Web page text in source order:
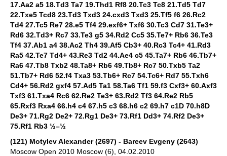
17.Aa2 a5 18.Td3 Ta7 19.Thd1 Rf8 20.Tc3 Tc8 21.Td5 Td7
22.Txe5 Tcd8 23.Td3 Txd3 24.cxd3 Txd3 25.Tf5 f6 26.Rc2
Td4 27.Tc5 Re7 28.e5 Tf4 29.exf6+ Txf6 30.Tc3 Cd7 31.Te3+
Rd6 32.Td3+ Rc7 33.Te3 g5 34.Rd2 Cc5 35.Te7+ Rb6 36.Te3
Tf4 37.Ab1 a4 38.Ac2 Th4 39.Af5 Cb3+ 40.Rc3 Tc4+ 41.Rd3
Ra5 42.Te7 Td4+ 43.Re3 Td2 44.Ae4 c5 45.Ta7+ Rb6 46.Tb7+
Ra6 47.Tb8 Txb2 48.Ta8+ Rb6 49.Tb8+ Rc7 50.Txb5 Ta2
51.Tb7+ Rd6 52.f4 Txa3 53.Tb6+ Rc7 54.Tc6+ Rd7 55.Txh6
Cd4+ 56.Rd2 gxf4 57.Ad5 Ta1 58.Ta6 Tf1 59.f3 Cxf3+ 60.Axf3
Txf3 61.Txa4 Rc6 62.Re2 Te3+ 63.Rd2 Tf3 64.Re2 Rb5
65.Rxf3 Rxa4 66.h4 c4 67.h5 c3 68.h6 c2 69.h7 c1D 70.h8D
De3+ 71.Rg2 De2+ 72.Rg1 De3+ 73.Rf1 Dd3+ 74.Rf2 De3+
75.Rf1 Rb3 ½–½
(121) Motylev Alexander (2697) - Bareev Evgeny (2643)
Moscow Open 2010 Moscow (6), 04.02.2010